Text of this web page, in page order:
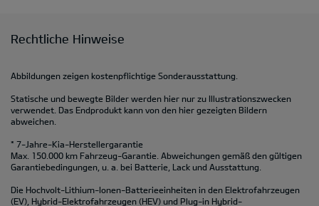
Rechtliche Hinweise
Abbildungen zeigen kostenpflichtige Sonderausstattung.
Statische und bewegte Bilder werden hier nur zu Illustrationszwecken
verwendet. Das Endprodukt kann von den hier gezeigten Bildern
abweichen.
* 7-Jahre-Kia-Herstellergarantie
Max. 150.000 km Fahrzeug-Garantie. Abweichungen gemäß den gültigen
Garantiebedingungen, u. a. bei Batterie, Lack und Ausstattung.
Die Hochvolt-Lithium-Ionen-Batterieeinheiten in den Elektrofahrzeugen
(EV), Hybrid-Elektrofahrzeugen (HEV) und Plug-in Hybrid-